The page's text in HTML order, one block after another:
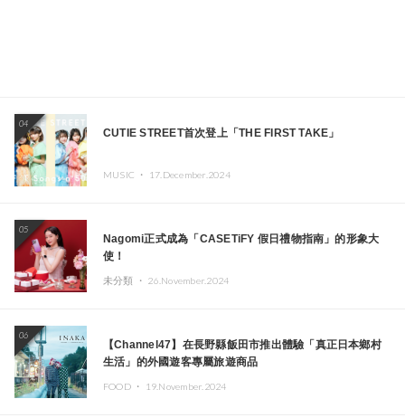
04
CUTIE STREET首次登上「THE FIRST TAKE」
MUSIC ・ 17.December.2024
05
Nagomi正式成為「CASETiFY 假日禮物指南」的形象大
使！
未分類 ・ 26.November.2024
06
【Channel47】在長野縣飯田市推出體驗「真正日本鄉村
生活」的外國遊客專屬旅遊商品
FOOD ・ 19.November.2024